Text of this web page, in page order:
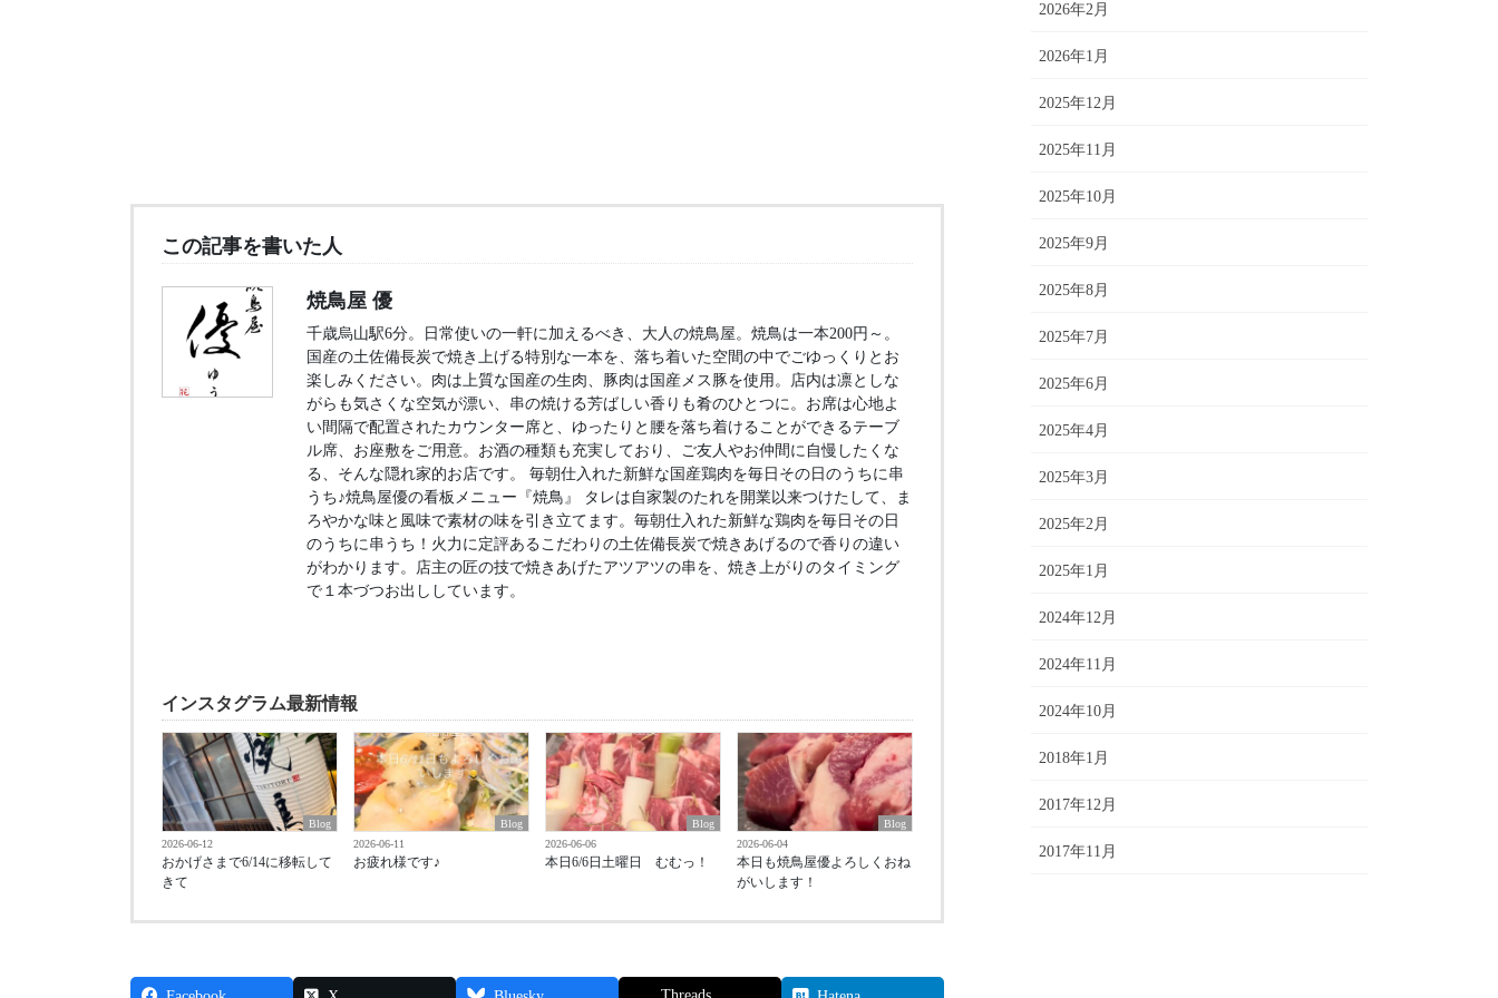
この記事を書いた人
焼鳥屋 優
千歳烏山駅6分。日常使いの一軒に加えるべき、大人の焼鳥屋。焼鳥は一本200円～。
国産の土佐備長炭で焼き上げる特別な一本を、落ち着いた空間の中でごゆっくりとお
楽しみください。肉は上質な国産の生肉、豚肉は国産メス豚を使用。店内は凛としな
がらも気さくな空気が漂い、串の焼ける芳ばしい香りも肴のひとつに。お席は心地よ
い間隔で配置されたカウンター席と、ゆったりと腰を落ち着けることができるテーブ
ル席、お座敷をご用意。お酒の種類も充実しており、ご友人やお仲間に自慢したくな
る、そんな隠れ家的お店です。 毎朝仕入れた新鮮な国産鶏肉を毎日その日のうちに串
うち♪焼鳥屋優の看板メニュー『焼鳥』 タレは自家製のたれを開業以来つけたして、ま
ろやかな味と風味で素材の味を引き立てます。毎朝仕入れた新鮮な鶏肉を毎日その日
のうちに串うち！火力に定評あるこだわりの土佐備長炭で焼きあげるので香りの違い
がわかります。店主の匠の技で焼きあげたアツアツの串を、焼き上がりのタイミング
で１本づつお出ししています。
インスタグラム最新情報
Blog
2026-06-12
おかげさまで6/14に移転して
きて
Blog
2026-06-11
お疲れ様です♪
Blog
2026-06-06
本日6/6日土曜日 むむっ！
Blog
2026-06-04
本日も焼鳥屋優よろしくおね
がいします！
Threads
2026年2月
2026年1月
2025年12月
2025年11月
2025年10月
2025年9月
2025年8月
2025年7月
2025年6月
2025年4月
2025年3月
2025年2月
2025年1月
2024年12月
2024年11月
2024年10月
2018年1月
2017年12月
2017年11月